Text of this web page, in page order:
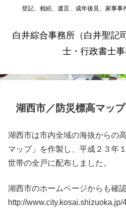
登記、相続、遺言、成年後見、家事事
白井綜合事務所（白井聖記
士・行政書士事
湖西市／防災標高マップ
湖西市は市内全域の海抜からの
マップ」を作製し、平成２３年
世帯の全戸に配布しました。
湖西市のホームページからも確認
http://www.city.kosai.shizuoka.jp/